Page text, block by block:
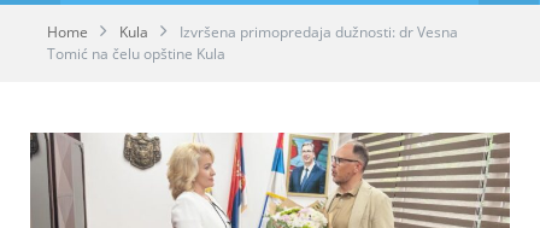
Home Kula
Izvršena primopredaja dužnosti: dr Vesna
Tomić na čelu opštine Kula